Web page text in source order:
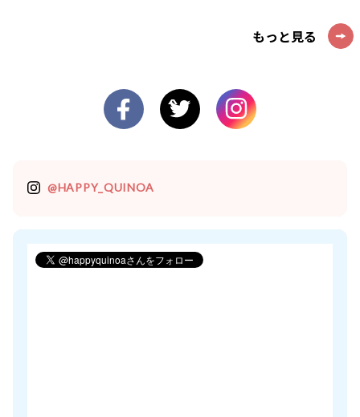
もっと見る
@HAPPY_QUINOA